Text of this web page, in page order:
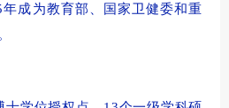
成为教育部、国家卫健委和重